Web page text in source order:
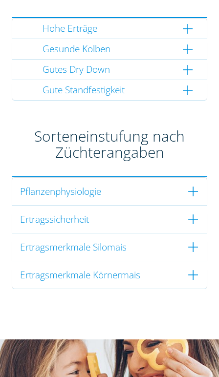
Hohe Erträge
Gesunde Kolben
Gutes Dry Down
Gute Standfestigkeit
Sorteneinstufung nach
Züchterangaben
Pflanzenphysiologie
Ertragssicherheit
Ertragsmerkmale Silomais
Ertragsmerkmale Körnermais